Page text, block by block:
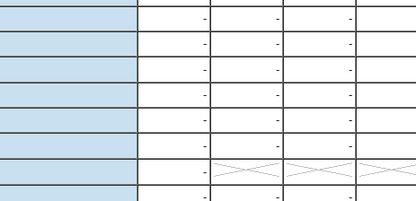
- - -
- - -
- - -
- - -
- - -
- - -
-
- - -